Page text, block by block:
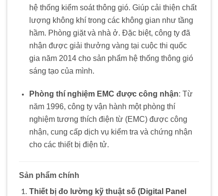
hệ thống kiểm soát thông gió. Giúp cải thiện chất
lượng không khí trong các không gian như tầng
hầm. Phòng giặt và nhà ở. Đặc biệt, công ty đã
nhận được giải thưởng vàng tại cuộc thi quốc
gia năm 2014 cho sản phẩm hệ thống thông gió
sáng tạo của mình.
Phòng thí nghiệm EMC được công nhận: Từ
năm 1996, công ty vận hành một phòng thí
nghiệm tương thích điện từ (EMC) được công
nhận, cung cấp dịch vụ kiểm tra và chứng nhận
cho các thiết bị điện tử.
Sản phẩm chính
Thiết bị đo lường kỹ thuật số (Digital Panel